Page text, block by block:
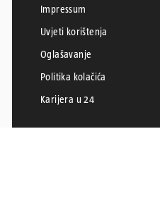
Impressum
Uvjeti korištenja
Oglašavanje
Politika kolačića
Karijera u 24